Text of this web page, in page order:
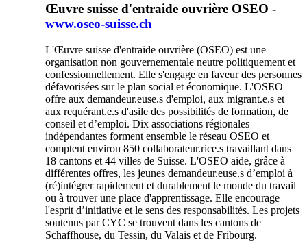
Œuvre suisse d'entraide ouvrière OSEO -
www.oseo-suisse.ch
L'Œuvre suisse d'entraide ouvrière (OSEO) est une
organisation non gouvernementale neutre politiquement et
confessionnellement. Elle s'engage en faveur des personnes
défavorisées sur le plan social et économique. L'OSEO
offre aux demandeur.euse.s d'emploi, aux migrant.e.s et
aux requérant.e.s d'asile des possibilités de formation, de
conseil et d’emploi. Dix associations régionales
indépendantes forment ensemble le réseau OSEO et
comptent environ 850 collaborateur.rice.s travaillant dans
18 cantons et 44 villes de Suisse. L'OSEO aide, grâce à
différentes offres, les jeunes demandeur.euse.s d’emploi à
(ré)intégrer rapidement et durablement le monde du travail
ou à trouver une place d'apprentissage. Elle encourage
l'esprit d’initiative et le sens des responsabilités. Les projets
soutenus par CYC se trouvent dans les cantons de
Schaffhouse, du Tessin, du Valais et de Fribourg.